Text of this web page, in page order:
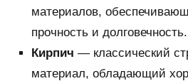
материалов,
прочность и долговечность.
Кирпич — классический
материал, обладающий